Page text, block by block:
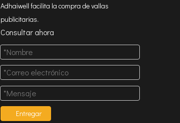
Adhaiwell facilita la compra de vallas
publicitarias.
Consultar ahora
Entregar